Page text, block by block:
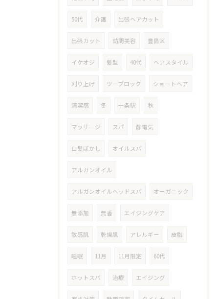
50代 介護 出張ヘアカット
出張カット 訪問美容 豊島区
イケオジ 髪型 40代 ヘアスタイル
刈り上げ ツーブロック ショートヘア
清潔感 冬 十条駅 秋
マッサージ スパ 静電気
白髪ぼかし オイルスパ
アルガンオイル
アルガンオイルヘッドスパ オーガニック
無添加 無香 エイジングケア
敏感肌 乾燥肌 アレルギー 皮脂
睡眠 11月 11月限定 60代
ホットスパ 治療 エイジング